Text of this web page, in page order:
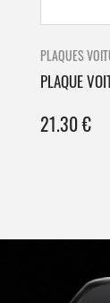
PLAQUES
PLAQUE
21.30€